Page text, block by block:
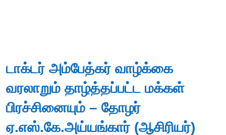
டாக்டர் அம்பேத்கர் வாழ்க்கை
வரலாறும் தாழ்த்தப்பட்ட மக்கள்
பிரச்சினையும் – தோழர்
ஏ.எஸ்.கே.அய்யங்கார் (ஆசிரியர்)